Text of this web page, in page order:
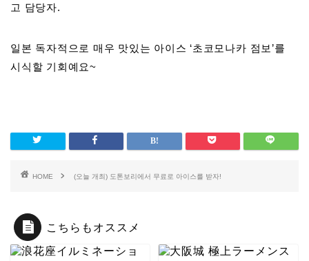
고 담당자.
일본 독자적으로 매우 맛있는 아이스 ‘초코모나카 점보’를
시식할 기회예요~
HOME (오늘 개최) 도톤보리에서 무료로 아이스를 받자!
こちらもオススメ